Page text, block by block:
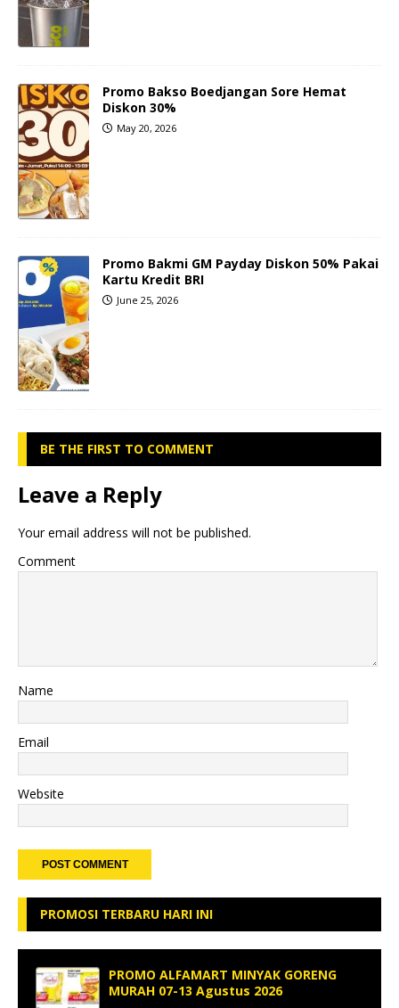
Promo Bakso Boedjangan Sore Hemat
Diskon 30%
May 20, 2026
Promo Bakmi GM Payday Diskon 50% Pakai
Kartu Kredit BRI
June 25, 2026
BE THE FIRST TO COMMENT
Leave a Reply
Your email address will not be published.
Comment
Name
Email
Website
PROMOSI TERBARU HARI INI
PROMO ALFAMART MINYAK GORENG
MURAH 07-13 Agustus 2026